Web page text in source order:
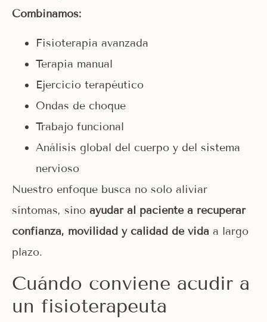
Combinamos:
Fisioterapia avanzada
Terapia manual
Ejercicio terapéutico
Ondas de choque
Trabajo funcional
Análisis global del cuerpo y del sistema
nervioso
Nuestro enfoque busca no solo aliviar
síntomas, sino ayudar al paciente a recuperar
confianza, movilidad y calidad de vida a largo
plazo.
Cuándo conviene acudir a
un fisioterapeuta